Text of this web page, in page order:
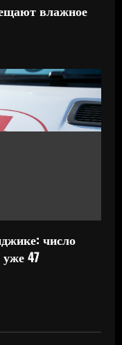
влажное
число
47